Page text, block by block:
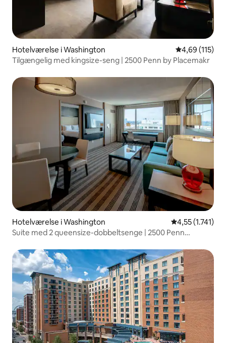
Hotelværelse i Washington 4,69 ud af 5 i
4,69 (115)
Tilgængelig med kingsize-seng | 2500 Penn by Placemakr
Hotelværelse i Washington 4,55 ud af 5 i
4,55 (1.741)
Suite med 2 queensize-dobbeltsenge | 2500 Penn